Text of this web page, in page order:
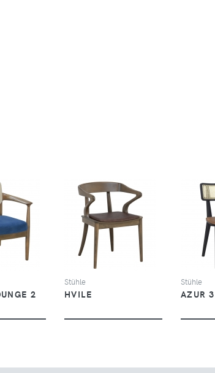
2
SEHEN
Stühle
HVILE
Stühle
AZUR 3